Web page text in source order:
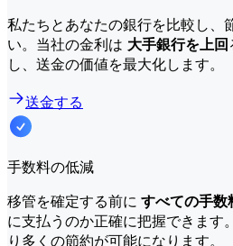
私たちとあなたの銀行を比較し、
い。当社の金利は 大手銀行を上回
し、送金の価値を最大化します。
送金する
手数料の低減
移管を確定する前に すべての手数
に支払うのか正確に把握できます
り多くの節約が可能になります。